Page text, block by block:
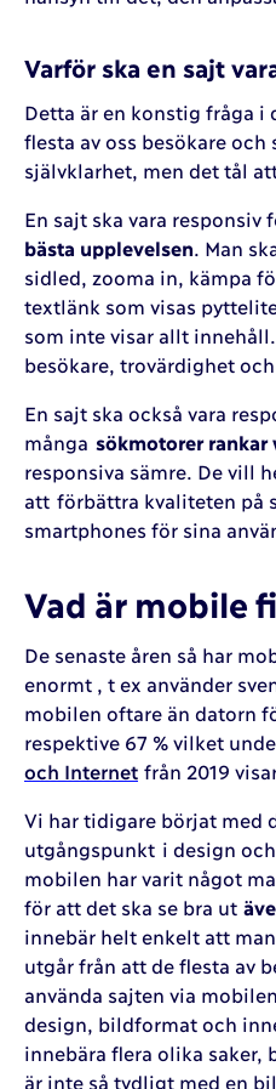
Varför ska en sajt
Detta är en konstig fråga i
flesta av oss besökare och
självklarhet, men det tål
En sajt ska vara responsiv
bästa upplevelsen . Man
sidled, zooma in, kämpa
textlänk som visas
som inte visar allt
besökare, trovärdighet och
En sajt ska också vara
många sökmotorer rankar
responsiva sämre. De vill
att förbättra kvaliteten på
smartphones för sina
Vad är mobile
De senaste åren så har
enormt , t ex använder
mobilen oftare än datorn
respektive 67 % vilket
och Internet från 2019
Vi har tidigare börjat med
utgångspunkt i design
mobilen har varit något
för att det ska se bra ut
innebär helt enkelt att
utgår från att de flesta av
använda sajten via
design, bildformat och
innebära flera olika saker,
är inte så tydligt med en